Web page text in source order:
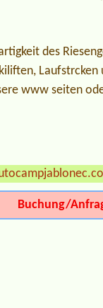
des
www seiten
Buchung/